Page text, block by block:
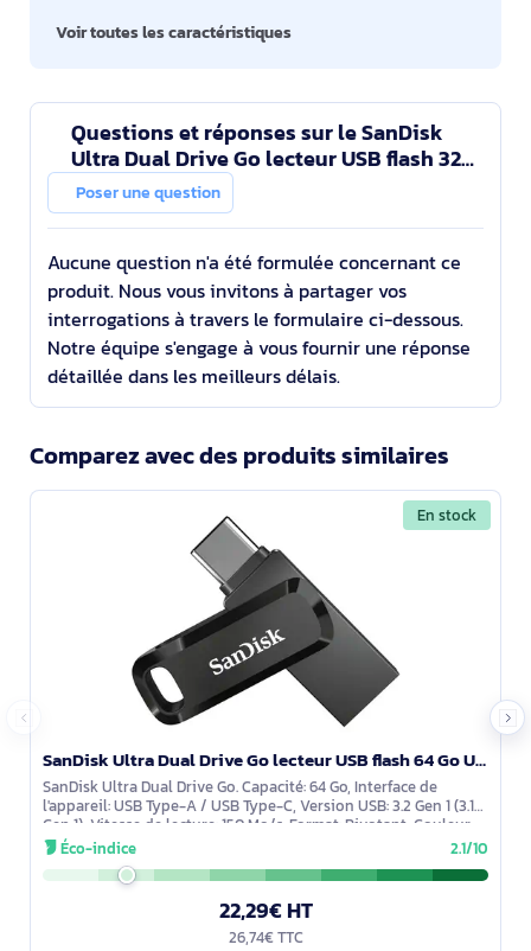
Voir toutes les caractéristiques
Questions et réponses sur le SanDisk
Ultra Dual Drive Go lecteur USB flash 32
Go USB Type-A / USB Type-C 3.2 Gen 1 (3.1
Gen 1) No
Poser une question
Aucune question n'a été formulée concernant ce
produit. Nous vous invitons à partager vos
interrogations à travers le formulaire ci-dessous.
Notre équipe s'engage à vous fournir une réponse
détaillée dans les meilleurs délais.
Comparez avec des produits similaires
En stock
SanDisk Ultra Dual Drive Go lecteur USB flash 64 Go USB Type-A / USB Type-C 3.2 Gen 1 (3.1 Gen 1) No - SDDDC3-064G-G46
SanDisk Ultra Dual Drive Go. Capacité: 64 Go, Interface de
l'appareil: USB Type-A / USB Type-C, Version USB: 3.2 Gen 1 (3.1
Gen 1), Vitesse de lecture: 150 Mo/s. Format: Pivotant, Couleur
du produit:
Éco-indice 2.1/10
22,29€ HT
26,74€ TTC